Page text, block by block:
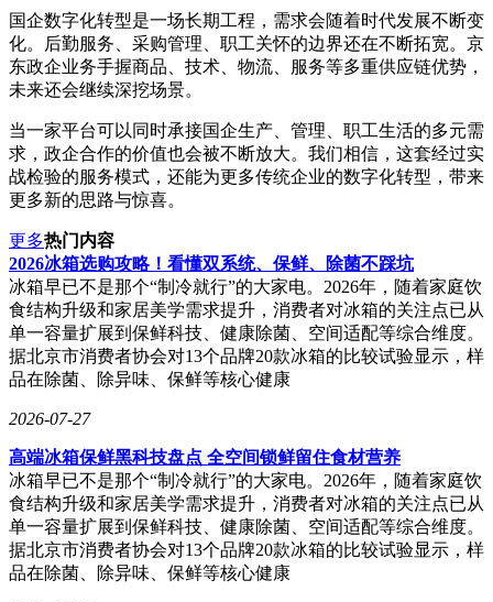
国企数字化转型是一场长期工程，需求会随着时代发展不断变
化。后勤服务、采购管理、职工关怀的边界还在不断拓宽。京
东政企业务手握商品、技术、物流、服务等多重供应链优势，
未来还会继续深挖场景。
当一家平台可以同时承接国企生产、管理、职工生活的多元需
求，政企合作的价值也会被不断放大。我们相信，这套经过实
战检验的服务模式，还能为更多传统企业的数字化转型，带来
更多新的思路与惊喜。
更多热门内容
2026冰箱选购攻略！看懂双系统、保鲜、除菌不踩坑
冰箱早已不是那个“制冷就行”的大家电。2026年，随着家庭饮
食结构升级和家居美学需求提升，消费者对冰箱的关注点已从
单一容量扩展到保鲜科技、健康除菌、空间适配等综合维度。
据北京市消费者协会对13个品牌20款冰箱的比较试验显示，样
品在除菌、除异味、保鲜等核心健康
2026-07-27
高端冰箱保鲜黑科技盘点 全空间锁鲜留住食材营养
冰箱早已不是那个“制冷就行”的大家电。2026年，随着家庭饮
食结构升级和家居美学需求提升，消费者对冰箱的关注点已从
单一容量扩展到保鲜科技、健康除菌、空间适配等综合维度。
据北京市消费者协会对13个品牌20款冰箱的比较试验显示，样
品在除菌、除异味、保鲜等核心健康